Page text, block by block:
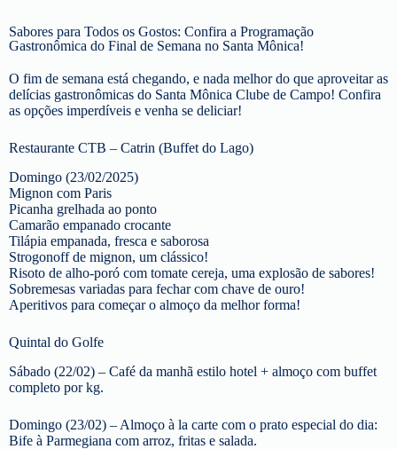
Sabores para Todos os Gostos: Confira a Programação
Gastronômica do Final de Semana no Santa Mônica!
O fim de semana está chegando, e nada melhor do que aproveitar as
delícias gastronômicas do Santa Mônica Clube de Campo! Confira
as opções imperdíveis e venha se deliciar!
Restaurante CTB – Catrin (Buffet do Lago)
Domingo (23/02/2025)
Mignon com Paris
Picanha grelhada ao ponto
Camarão empanado crocante
Tilápia empanada, fresca e saborosa
Strogonoff de mignon, um clássico!
Risoto de alho-poró com tomate cereja, uma explosão de sabores!
Sobremesas variadas para fechar com chave de ouro!
Aperitivos para começar o almoço da melhor forma!
Quintal do Golfe
Sábado (22/02) – Café da manhã estilo hotel + almoço com buffet
completo por kg.
Domingo (23/02) – Almoço à la carte com o prato especial do dia:
Bife à Parmegiana com arroz, fritas e salada.